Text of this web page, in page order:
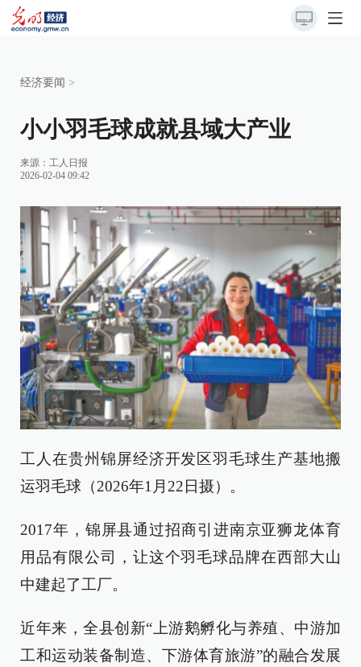
经济要闻 >
小小羽毛球成就县域大产业
来源： 工人日报
2026-02-04 09:42
工人在贵州锦屏经济开发区羽毛球生产基地搬
运羽毛球（2026年1月22日摄）。
2017年，锦屏县通过招商引进南京亚狮龙体育
用品有限公司，让这个羽毛球品牌在西部大山
中建起了工厂。
近年来，全县创新“上游鹅孵化与养殖、中游加
工和运动装备制造、下游体育旅游”的融合发展